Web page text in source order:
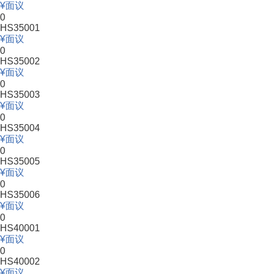
面议
0
HS35001
面议
0
HS35002
面议
0
HS35003
面议
0
HS35004
面议
0
HS35005
面议
0
HS35006
面议
0
HS40001
面议
0
HS40002